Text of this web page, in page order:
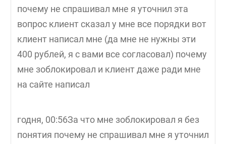
почему не спрашивал мне я уточнил эта
вопрос клиент сказал у мне все порядки вот
клиент написал мне (да мне не нужны эти
400 рублей, я с вами все согласовал) почему
мне зоблокировал и клиент даже ради мне
на сайте написал
годня, 00:56За что мне зоблокировал я без
понятия почему не спрашивал мне я уточнил